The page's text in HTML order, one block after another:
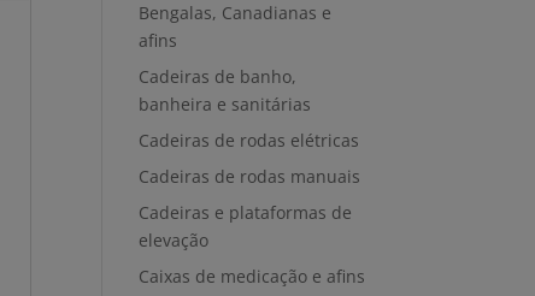
Bengalas, Canadianas e
afins
Cadeiras de banho,
banheira e sanitárias
Cadeiras de rodas elétricas
Cadeiras de rodas manuais
Cadeiras e plataformas de
elevação
Caixas de medicação e afins